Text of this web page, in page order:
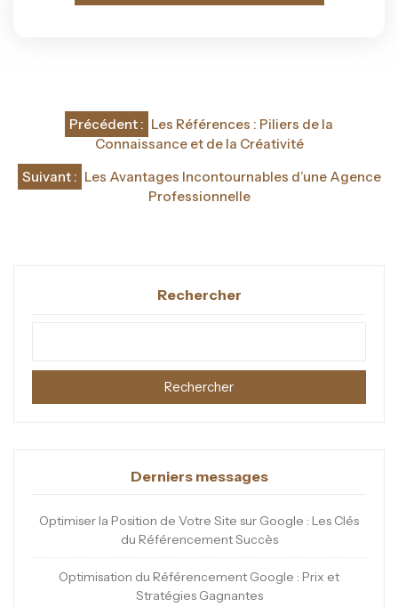
Navigation
l’article
Précédent : Les Références : Piliers de la
Connaissance et de la Créativité
Suivant : Les Avantages Incontournables d’une Agence
Professionnelle
Rechercher
Rechercher
Derniers messages
Optimiser la Position de Votre Site sur Google : Les Clés
du Référencement Succès
Optimisation du Référencement Google : Prix et
Stratégies Gagnantes